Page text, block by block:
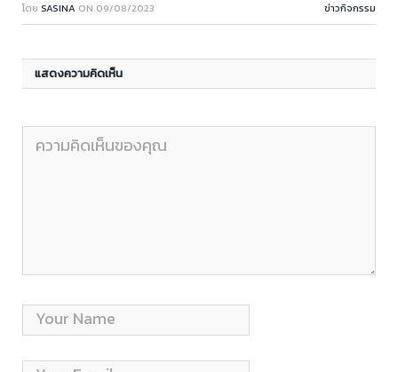
โดย SASINA ON 09/08/2023 ข่าวกิจกรรม
แสดงความคิดเห็น